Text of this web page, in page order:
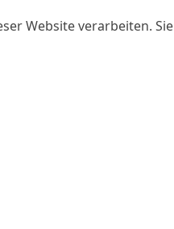
Website verarbeiten. Sie